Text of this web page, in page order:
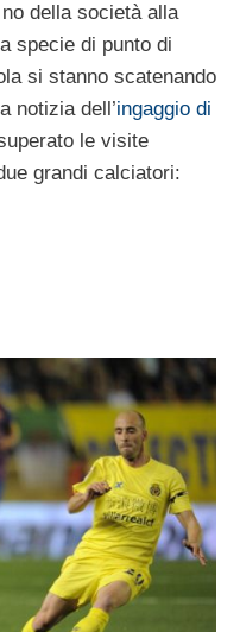
della società alla
specie di punto di
si stanno scatenando
notizia dell’ingaggio di
le visite
grandi calciatori: